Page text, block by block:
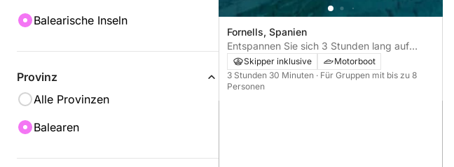
Balearische Inseln
Provinz
Alle Provinzen
Balearen
Fornells, Spanien
Entspannen Sie sich 3 Stunden lang auf
einem Motorboot in Fornells, Menorca
Skipper inklusive
Motorboot
3 Stunden 30 Minuten · Für Gruppen mit bis zu 8
Personen